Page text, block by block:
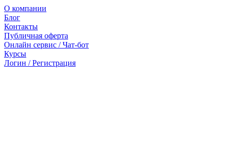
О компании
Блог
Контакты
Публичная оферта
Онлайн сервис / Чат-бот
Курсы
Логин / Регистрация